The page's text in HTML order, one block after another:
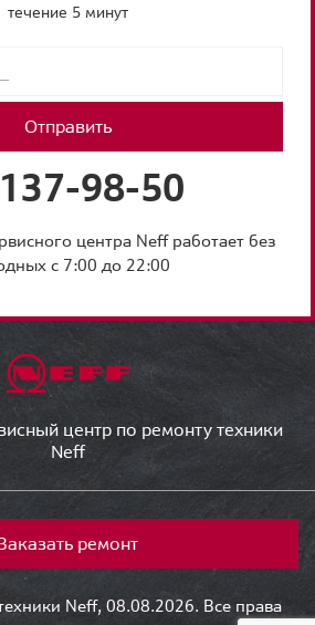
течение 5 минут
Отправить
137-98-50
центра Neff работает без
с 7:00 до 22:00
центр по ремонту техники
Neff
ремонт
Neff, 08.08.2026. Все права